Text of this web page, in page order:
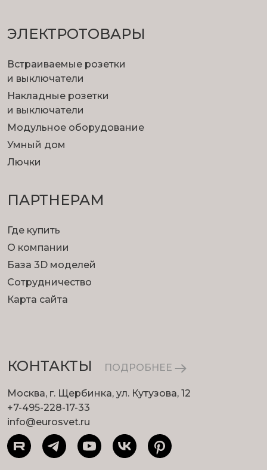
ЭЛЕКТРОТОВАРЫ
Встраиваемые розетки
и выключатели
Накладные розетки
и выключатели
Модульное оборудование
Умный дом
Лючки
ПАРТНЕРАМ
Где купить
О компании
База 3D моделей
Сотрудничество
Карта сайта
КОНТАКТЫ ПОДРОБНЕЕ
Москва, г. Щербинка, ул. Кутузова, 12
+7-495-228-17-33
info@eurosvet.ru